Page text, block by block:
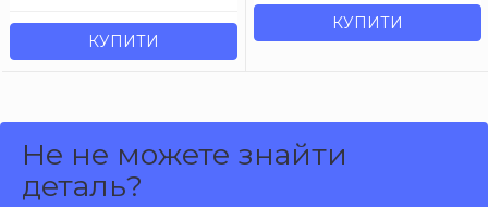
КУПИТИ
КУПИТИ
Не не можете знайти
деталь?